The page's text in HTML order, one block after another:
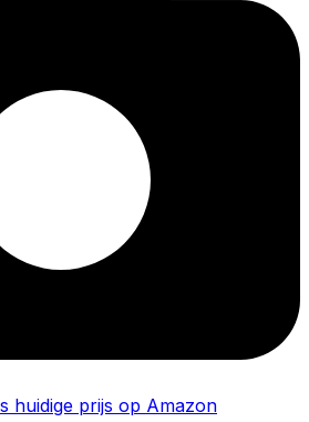
huidige prijs op Amazon